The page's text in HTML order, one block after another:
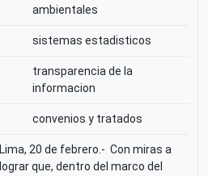
ambientales
sistemas estadisticos
transparencia de la
informacion
convenios y tratados
Lima, 20 de febrero.- Con miras a
lograr que, dentro del marco del